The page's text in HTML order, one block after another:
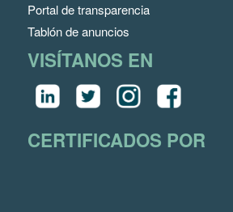
Portal de transparencia
Tablón de anuncios
VISÍTANOS EN
CERTIFICADOS POR